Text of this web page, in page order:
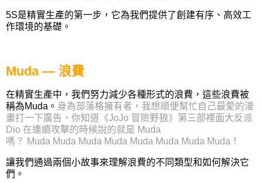
5S是精實生產的第一步，它為我們提供了創建有序、高效工
作環境的基礎。
Muda — 浪費
在精實生產中，我們努力減少各種形式的浪費，這些浪費被
稱為Muda 。 身為部落格擁有者，我想順便幫忙自己最愛的漫
畫打一下廣告，你知道《JoJo 冒險野狼》第三部裡面大反派
Dio 在連續攻擊的時候說的就是 Muda
嗎？ Muda Muda Muda Muda Muda Muda Muda Muda ！
讓我們通過兩個小故事來理解浪費的不同類型和如何解決它
們。